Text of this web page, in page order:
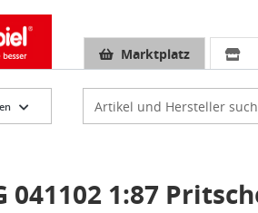
Marktplatz
041102 1:87